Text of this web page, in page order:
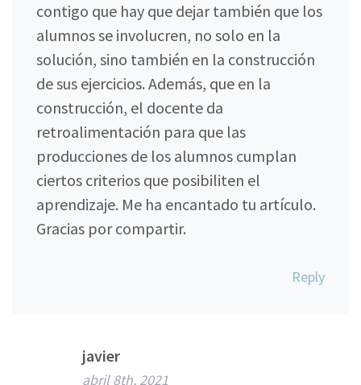
contigo que hay que dejar también que los
alumnos se involucren, no solo en la
solución, sino también en la construcción
de sus ejercicios. Además, que en la
construcción, el docente da
retroalimentación para que las
producciones de los alumnos cumplan
ciertos criterios que posibiliten el
aprendizaje. Me ha encantado tu artículo.
Gracias por compartir.
Reply
javier
abril 8th, 2021